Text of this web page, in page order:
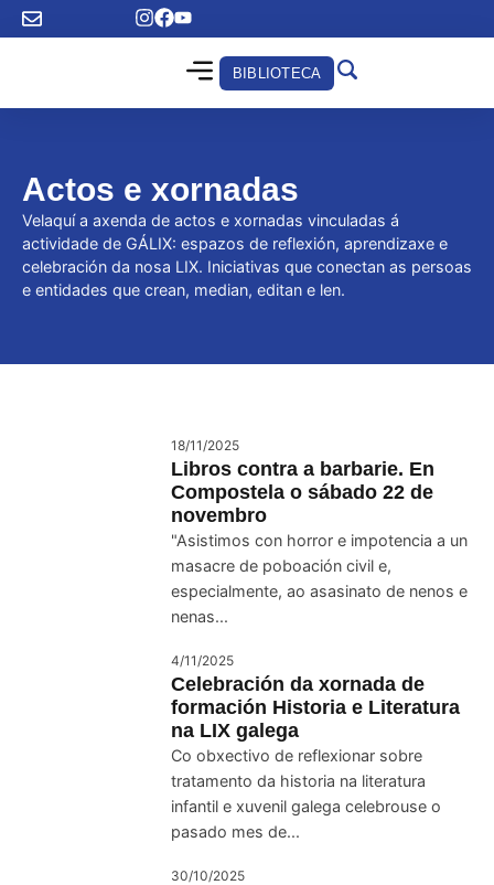
BIBLIOTECA
Actos e xornadas
Velaquí a axenda de actos e xornadas vinculadas á
actividade de GÁLIX: espazos de reflexión, aprendizaxe e
celebración da nosa LIX. Iniciativas que conectan as persoas
e entidades que crean, median, editan e len.
18/11/2025
Libros contra a barbarie. En
Compostela o sábado 22 de
novembro
"Asistimos con horror e impotencia a un
masacre de poboación civil e,
especialmente, ao asasinato de nenos e
nenas...
4/11/2025
Celebración da xornada de
formación Historia e Literatura
na LIX galega
Co obxectivo de reflexionar sobre
tratamento da historia na literatura
infantil e xuvenil galega celebrouse o
pasado mes de...
30/10/2025